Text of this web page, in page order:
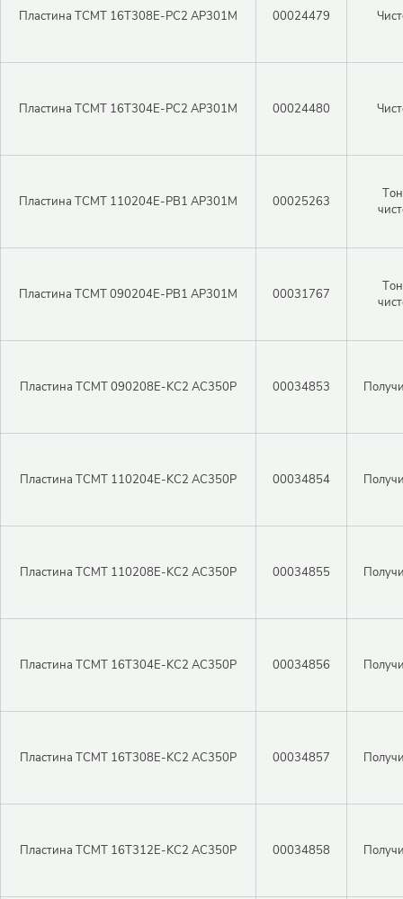
Пластина TCMT 16T308E-PC2 AP301M 00024479
Пластина TCMT 16T304E-PC2 AP301M 00024480
Пластина TCMT 110204E-PB1 AP301M 00025263
Пластина TCMT 090204E-PB1 AP301M 00031767
Пластина TCMT 090208E-KC2 AC350P 00034853
Пластина TCMT 110204E-KC2 AC350P 00034854
Пластина TCMT 110208E-KC2 AC350P 00034855
Пластина TCMT 16T304E-KC2 AC350P 00034856
Пластина TCMT 16T308E-KC2 AC350P 00034857
Пластина TCMT 16T312E-KC2 AC350P 00034858